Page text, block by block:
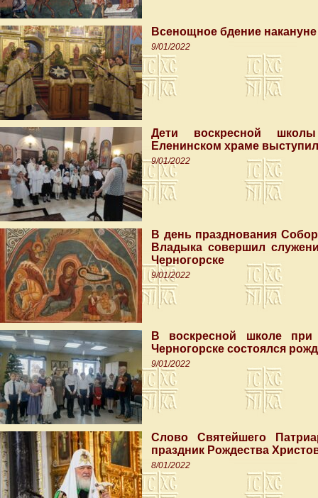
Всенощное бдение
9/01/2022
Дети воскресной
Еленинском храме
9/01/2022
В день празднования
Владыка совершил
Черногорске
9/01/2022
В воскресной школе при
Черногорске состоялся
9/01/2022
Слово Святейшего
праздник Рождества
8/01/2022